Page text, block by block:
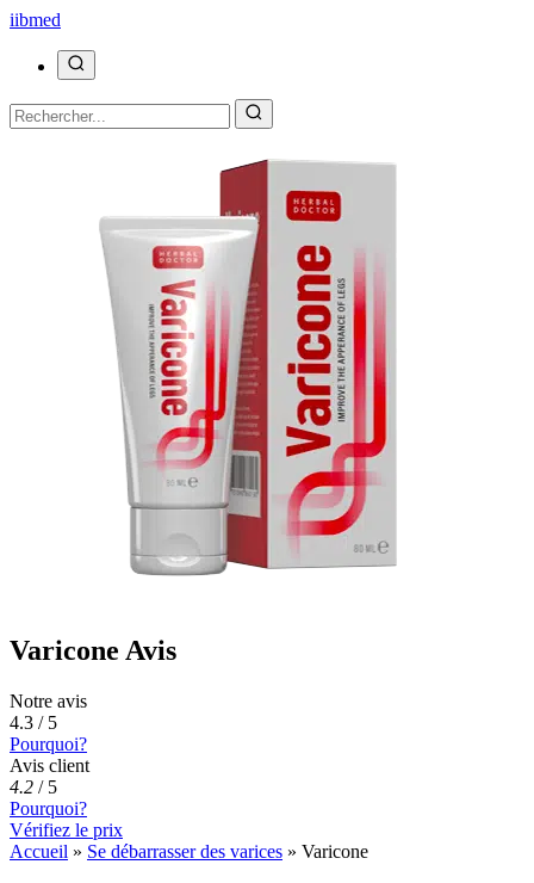
iibmed
Varicone Avis
Notre avis
4.3 / 5
Pourquoi?
Avis client
4.2 / 5
Pourquoi?
Vérifiez le prix
Accueil » Se débarrasser des varices » Varicone